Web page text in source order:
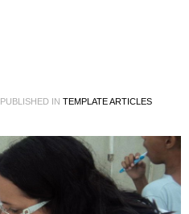
PUBLISHED IN TEMPLATE ARTICLES